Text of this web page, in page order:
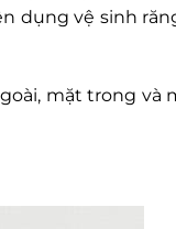
dụng vệ sinh
mặt trong và